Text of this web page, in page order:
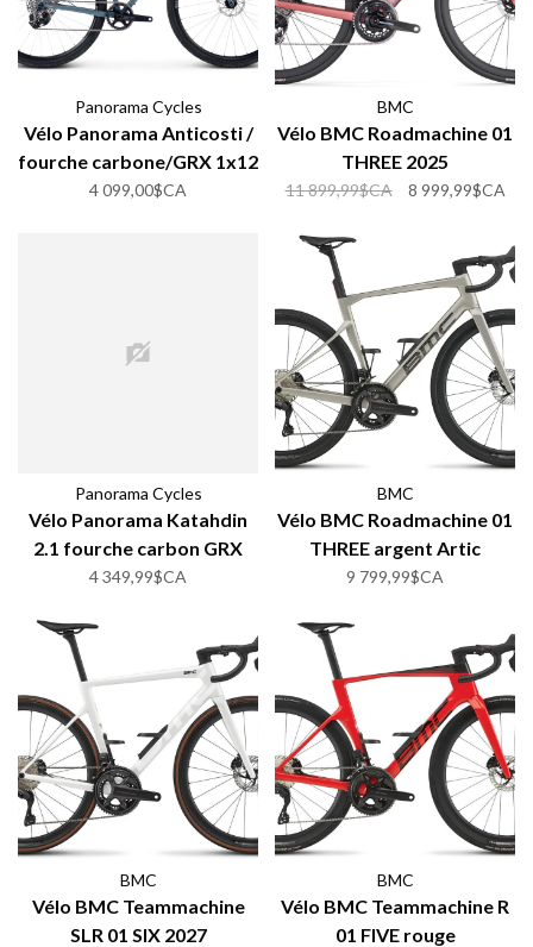
Panorama Cycles
Vélo Panorama Anticosti /
fourche carbone/GRX 1x12
4 099,00$CA
BMC
Vélo BMC Roadmachine 01
THREE 2025
11 899,99$CA 8 999,99$CA
Panorama Cycles
Vélo Panorama Katahdin
2.1 fourche carbon GRX
1x12
4 349,99$CA
BMC
Vélo BMC Roadmachine 01
THREE argent Artic
9 799,99$CA
BMC
Vélo BMC Teammachine
SLR 01 SIX 2027
BMC
Vélo BMC Teammachine R
01 FIVE rouge